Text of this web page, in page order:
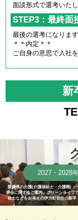
面談形式で選考いたし
STEP3：最終面
最後の選考になります
＊＊内定＊＊
ご自身の意思で入社
新
2027・2028
愛媛県の介護(介護福祉士・介護職)・
明会に関するご案内。グリーンライフ
祉士などをお考えの伊方町在住の新